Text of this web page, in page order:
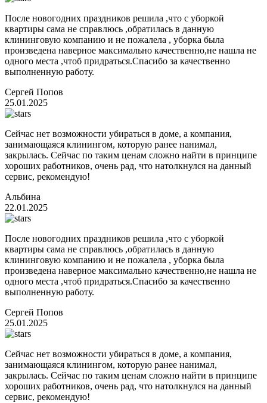
После новогодних праздников решила ,что с уборкой
квартиры сама не справлюсь ,обратилась в данную
клининговую компанию и не пожалела , уборка была
произведена наверное максимально качественно,не нашла не
одного места ,чтоб придраться.Спасибо за качественно
выполненную работу.
Сергей Попов
25.01.2025
Сейчас нет возможности убираться в доме, а компания,
занимающаяся клинингом, которую ранее нанимал,
закрылась. Сейчас по таким ценам сложно найти в принципе
хороших работников, очень рад, что натолкнулся на данный
сервис, рекомендую!
Альбина
22.01.2025
После новогодних праздников решила ,что с уборкой
квартиры сама не справлюсь ,обратилась в данную
клининговую компанию и не пожалела , уборка была
произведена наверное максимально качественно,не нашла не
одного места ,чтоб придраться.Спасибо за качественно
выполненную работу.
Сергей Попов
25.01.2025
Сейчас нет возможности убираться в доме, а компания,
занимающаяся клинингом, которую ранее нанимал,
закрылась. Сейчас по таким ценам сложно найти в принципе
хороших работников, очень рад, что натолкнулся на данный
сервис, рекомендую!